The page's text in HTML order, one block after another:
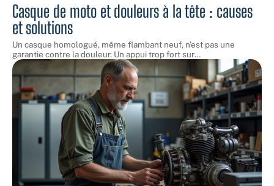
Casque de moto et douleurs à la tête : causes
et solutions
Un casque homologué, même flambant neuf, n'est pas une
garantie contre la douleur. Un appui trop fort sur…